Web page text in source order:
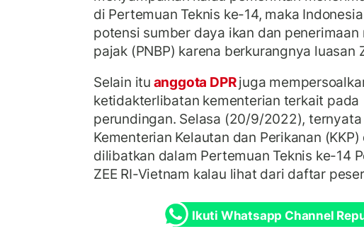
di Pertemuan Teknis ke-14, maka
potensi sumber daya ikan dan penerimaan
pajak (PNBP) karena berkurangnya luasan
Selain itu anggota DPRjuga
ketidakterlibatan kementerian terkait pada
perundingan. Selasa (20/9/2022),
Kementerian Kelautan dan Perikanan
dilibatkan dalam Pertemuan Teknis ke-14
ZEE RI-Vietnam kalau lihat dari daftar
Ikuti Whatsapp Channel